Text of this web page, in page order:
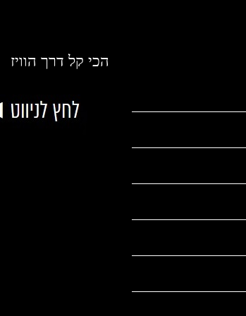
הכי קל דרך הוויז